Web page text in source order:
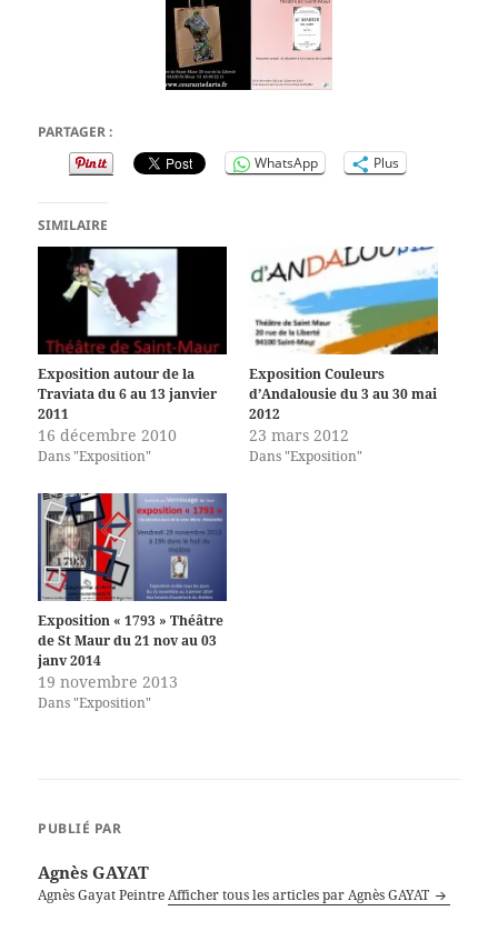
PARTAGER :
WhatsApp
Plus
SIMILAIRE
Exposition autour de la
Traviata du 6 au 13 janvier
2011
16 décembre 2010
Dans "Exposition"
Exposition Couleurs
d’Andalousie du 3 au 30 mai
2012
23 mars 2012
Dans "Exposition"
Exposition « 1793 » Théâtre
de St Maur du 21 nov au 03
janv 2014
19 novembre 2013
Dans "Exposition"
PUBLIÉ PAR
Agnès GAYAT
Agnès Gayat PeintreAfficher tous les articles par Agnès GAYAT